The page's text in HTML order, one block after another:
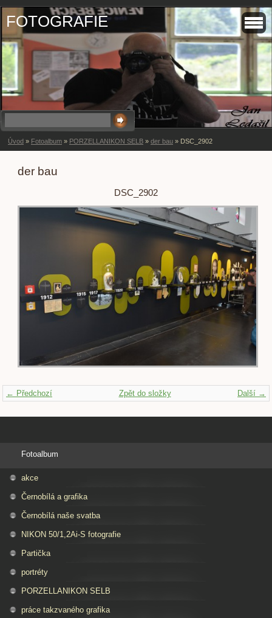
FOTOGRAFIE
Úvod » Fotoalbum » PORZELLANIKON SELB » der bau » DSC_2902
der bau
DSC_2902
← Předchozí Další →
Zpět do složky
Fotoalbum
akce
Černobílá a grafika
Černobílá naše svatba
NIKON 50/1,2Ai-S fotografie
Partička
portréty
PORZELLANIKON SELB
práce takzvaného grafika